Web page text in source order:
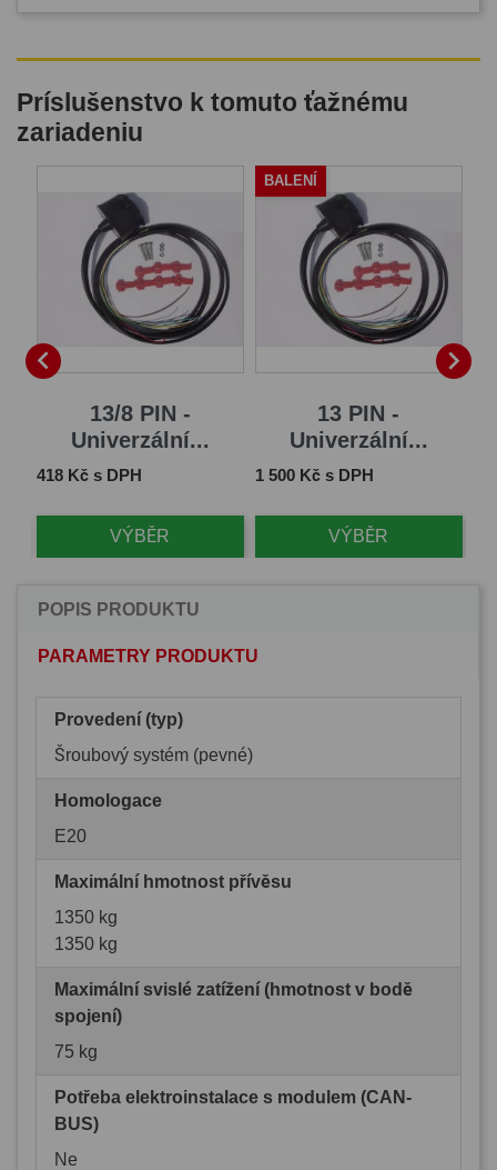
Príslušenstvo k tomuto ťažnému
zariadeniu

13/8 PIN -
Univerzální...
Cena
418 Kč s DPH
VÝBĚR
13 PIN -
Univerzální...
Cena
1 500 Kč s DPH
VÝBĚR
BALENÍ

POPIS PRODUKTU
PARAMETRY PRODUKTU
Provedení (typ)
Šroubový systém (pevné)
Homologace
E20
Maximální hmotnost přívěsu
1350 kg
1350 kg
Maximální svislé zatížení (hmotnost v bodě
spojení)
75 kg
Potřeba elektroinstalace s modulem (CAN-
BUS)
Ne